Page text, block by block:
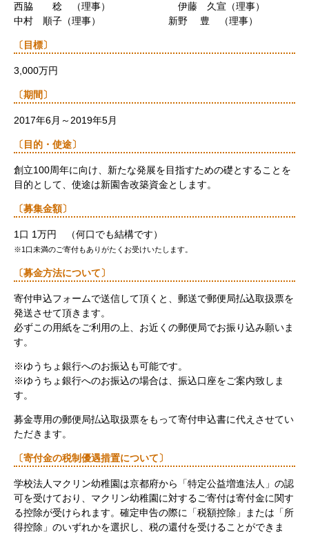
西脇 稔 （理事） 伊藤 久宣（理事）
中村 順子（理事） 新野 豊 （理事）
〔目標〕
3,000万円
〔期間〕
2017年6月～2019年5月
〔目的・使途〕
創立100周年に向け、新たな発展を目指すための礎とすることを
目的として、使途は新園舎改築資金とします。
〔募集金額〕
1口 1万円 （何口でも結構です）
※1口未満のご寄付もありがたくお受けいたします。
〔募金方法について〕
寄付申込フォームで送信して頂くと、郵送で郵便局払込取扱票を
発送させて頂きます。
必ずこの用紙をご利用の上、お近くの郵便局でお振り込み願いま
す。
※ゆうちょ銀行へのお振込も可能です。
※ゆうちょ銀行へのお振込の場合は、振込口座をご案内致しま
す。
募金専用の郵便局払込取扱票をもって寄付申込書に代えさせてい
ただきます。
〔寄付金の税制優遇措置について〕
学校法人マクリン幼稚園は京都府から「特定公益増進法人」の認
可を受けており、マクリン幼稚園に対するご寄付は寄付金に関す
る控除が受けられます。確定申告の際に「税額控除」または「所
得控除」のいずれかを選択し、税の還付を受けることができま